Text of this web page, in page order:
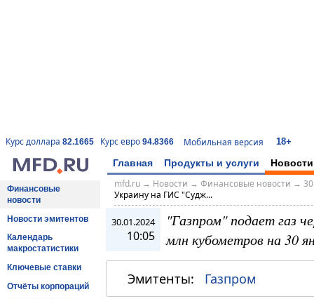
Курс доллара 82.1665 Курс евро 94.8366 Мобильная версия 18+
Главная Продукты и услуги Новости
Финансовые
новости
Новости эмитентов
Календарь
макростатистики
Ключевые ставки
Отчёты корпораций
mfd.ru→ Новости → Финансовые новости →
Украину на ГИС "Судж...
30.01.2024
10:05
"Газпром" подает газ
млн кубометров на 30
Эмитенты: Газпром